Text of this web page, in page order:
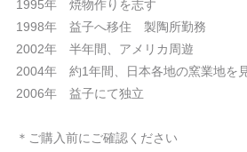
1995年 焼物作りを志す
1998年 益子へ移住 製陶所勤務
2002年 半年間、アメリカ周遊
2004年 約1年間、日本各地の窯業地を
2006年 益子にて独立
＊ご購入前にご確認ください